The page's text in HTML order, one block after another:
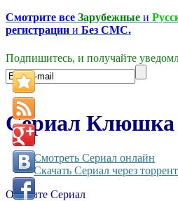
Смотрите все Зарубежные и
регистрации и Без СМС.
Подпишитесь, и получайте
Сериал Клюшка
Смотреть Сериал онлайн
Скачать Сериал через торрент
Оцените Сериал